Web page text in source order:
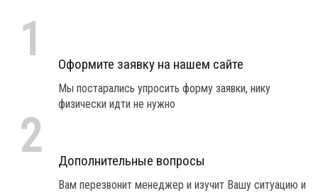
1 Оформите заявку на нашем сайте
Мы постарались упросить форму заявки, нику
физически идти не нужно
2 Дополнительные вопросы
Вам перезвонит менеджер и изучит Вашу ситуацию и